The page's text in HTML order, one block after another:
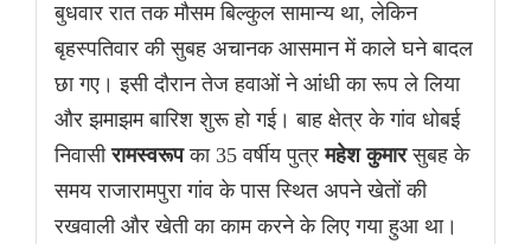
बुधवार रात तक मौसम बिल्कुल सामान्य था, लेकिन
बृहस्पतिवार की सुबह अचानक आसमान में काले घने बादल
छा गए। इसी दौरान तेज हवाओं ने आंधी का रूप ले लिया
और झमाझम बारिश शुरू हो गई। बाह क्षेत्र के गांव धोबई
निवासीरामस्वरूपका 35 वर्षीय पुत्रमहेश कुमारसुबह के
समय राजारामपुरा गांव के पास स्थित अपने खेतों की
रखवाली और खेती का काम करने के लिए गया हुआ था।